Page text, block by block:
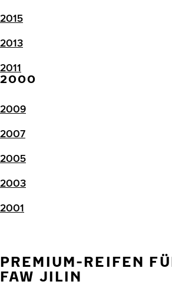
2015
2013
2011
2000
2009
2007
2005
2003
2001
PREMIUM-REIFEN
FAW JILIN